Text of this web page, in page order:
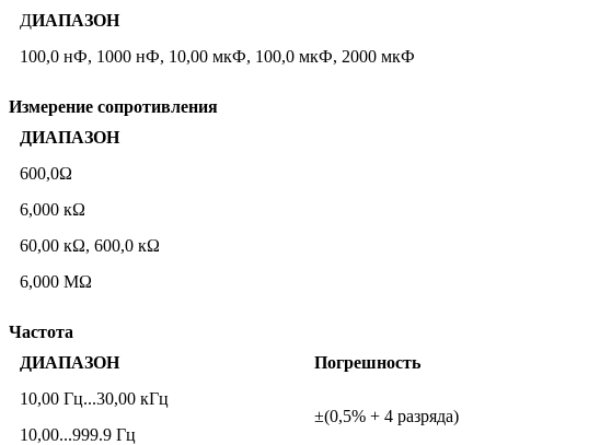
ДИАПАЗОН
100,0 нФ, 1000 нФ, 10,00 мкФ, 100,0 мкФ, 2000 мкФ
Измерение сопротивления
ДИАПАЗОН
600,0Ω
6,000 кΩ
60,00 кΩ, 600,0 кΩ
6,000 МΩ
Частота
ДИАПАЗОН
Погрешность
10,00 Гц...30,00 кГц
±(0,5% + 4 разряда)
10,00...999.9 Гц